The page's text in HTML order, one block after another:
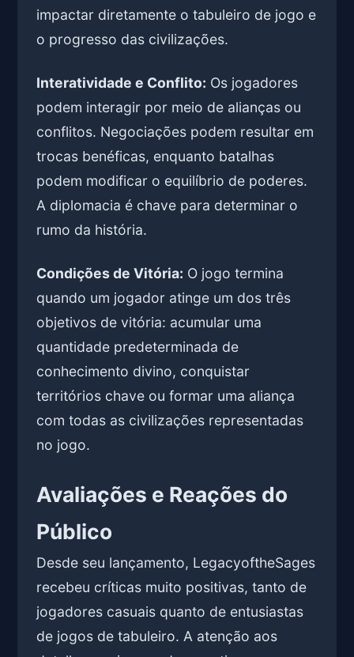
impactar diretamente o tabuleiro de jogo e
o progresso das civilizações.
Interatividade e Conflito: Os jogadores
podem interagir por meio de alianças ou
conflitos. Negociações podem resultar em
trocas benéficas, enquanto batalhas
podem modificar o equilíbrio de poderes.
A diplomacia é chave para determinar o
rumo da história.
Condições de Vitória: O jogo termina
quando um jogador atinge um dos três
objetivos de vitória: acumular uma
quantidade predeterminada de
conhecimento divino, conquistar
territórios chave ou formar uma aliança
com todas as civilizações representadas
no jogo.
Avaliações e Reações do
Público
Desde seu lançamento, LegacyoftheSages
recebeu críticas muito positivas, tanto de
jogadores casuais quanto de entusiastas
de jogos de tabuleiro. A atenção aos